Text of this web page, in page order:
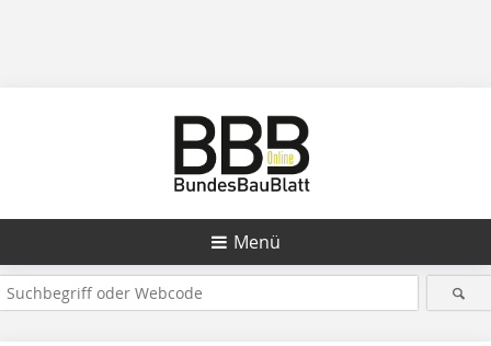
Menü